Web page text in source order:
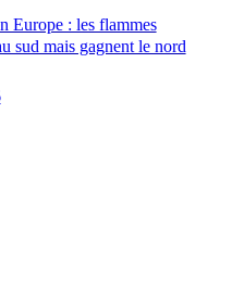
Europe : les flammes
sud mais gagnent le nord